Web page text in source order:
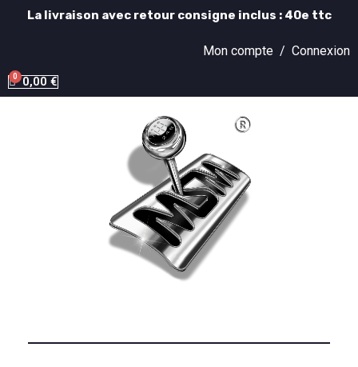
La livraison avec retour consigne inclus : 40e ttc
Mon compte / Connexion
0,00 €